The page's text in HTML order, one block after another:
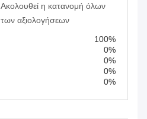
Ακολουθεί η κατανομή όλων
των αξιολογήσεων
100%
0%
0%
0%
0%